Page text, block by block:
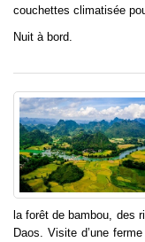
couchettes climatisée
Nuit à bord.
la forêt de bambou, des
Daos. Visite d’une